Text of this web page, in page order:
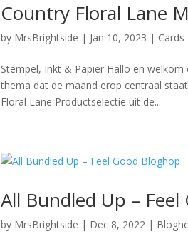
Country Floral Lane
by MrsBrightside | Jan 10, 2023 |
Stempel, Inkt & Papier Hallo en
thema dat de maand erop centraal
Floral Lane Productselectie uit de...
All Bundled Up –
by MrsBrightside | Dec 8, 2022 |